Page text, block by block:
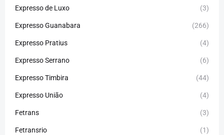
Expresso de Luxo (3)
Expresso Guanabara (266)
Expresso Pratius (4)
Expresso Serrano (6)
Expresso Timbira (44)
Expresso União (4)
Fetrans (3)
Fetransrio (1)